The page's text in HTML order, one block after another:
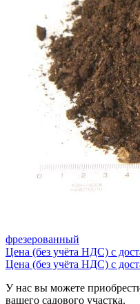
фрезерованный
Цена (без учёта НДС) с
Цена (без учёта НДС) с
У нас вы можете
вашего садового участка.